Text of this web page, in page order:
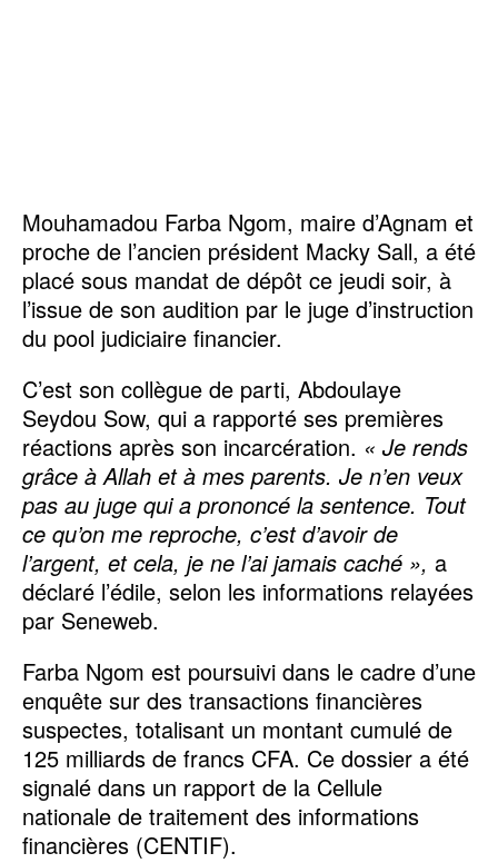
Mouhamadou Farba Ngom, maire d’Agnam et
proche de l’ancien président Macky Sall, a été
placé sous mandat de dépôt ce jeudi soir, à
l’issue de son audition par le juge d’instruction
du pool judiciaire financier.
C’est son collègue de parti, Abdoulaye
Seydou Sow, qui a rapporté ses premières
réactions après son incarcération. « Je rends
grâce à Allah et à mes parents. Je n’en veux
pas au juge qui a prononcé la sentence. Tout
ce qu’on me reproche, c’est d’avoir de
l’argent, et cela, je ne l’ai jamais caché », a
déclaré l’édile, selon les informations relayées
par Seneweb.
Farba Ngom est poursuivi dans le cadre d’une
enquête sur des transactions financières
suspectes, totalisant un montant cumulé de
125 milliards de francs CFA. Ce dossier a été
signalé dans un rapport de la Cellule
nationale de traitement des informations
financières (CENTIF).